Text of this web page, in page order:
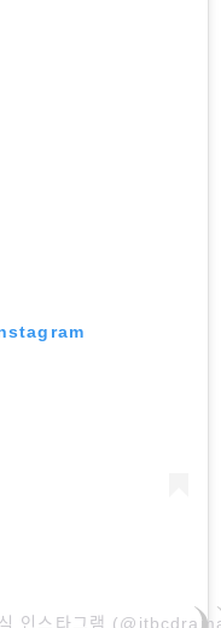
인스타그램